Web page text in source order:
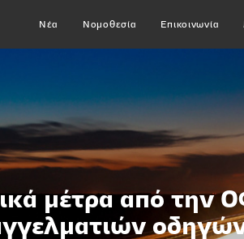
Νέα Νομοθεσία Επικοινωνία
μέτρα από την